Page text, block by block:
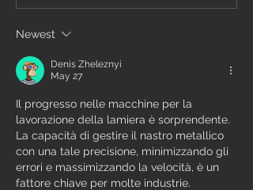
Newest
Denis Zheleznyi
May 27
Il progresso nelle macchine per la
lavorazione della lamiera è sorprendente.
La capacità di gestire il nastro metallico
con una tale precisione, minimizzando gli
errori e massimizzando la velocità, è un
fattore chiave per molte industrie.